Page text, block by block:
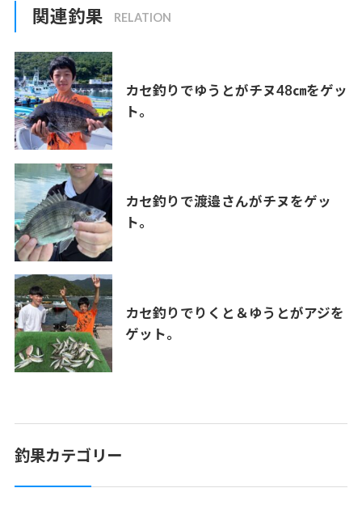
関連釣果
カセ釣りでゆうとがチヌ48㎝をゲッ
ト。
カセ釣りで渡邉さんがチヌをゲッ
ト。
カセ釣りでりくと＆ゆうとがアジを
ゲット。
釣果カテゴリー